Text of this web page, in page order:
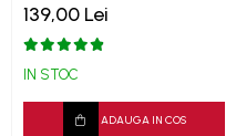
139,00 Lei
IN STOC
ADAUGA IN COS